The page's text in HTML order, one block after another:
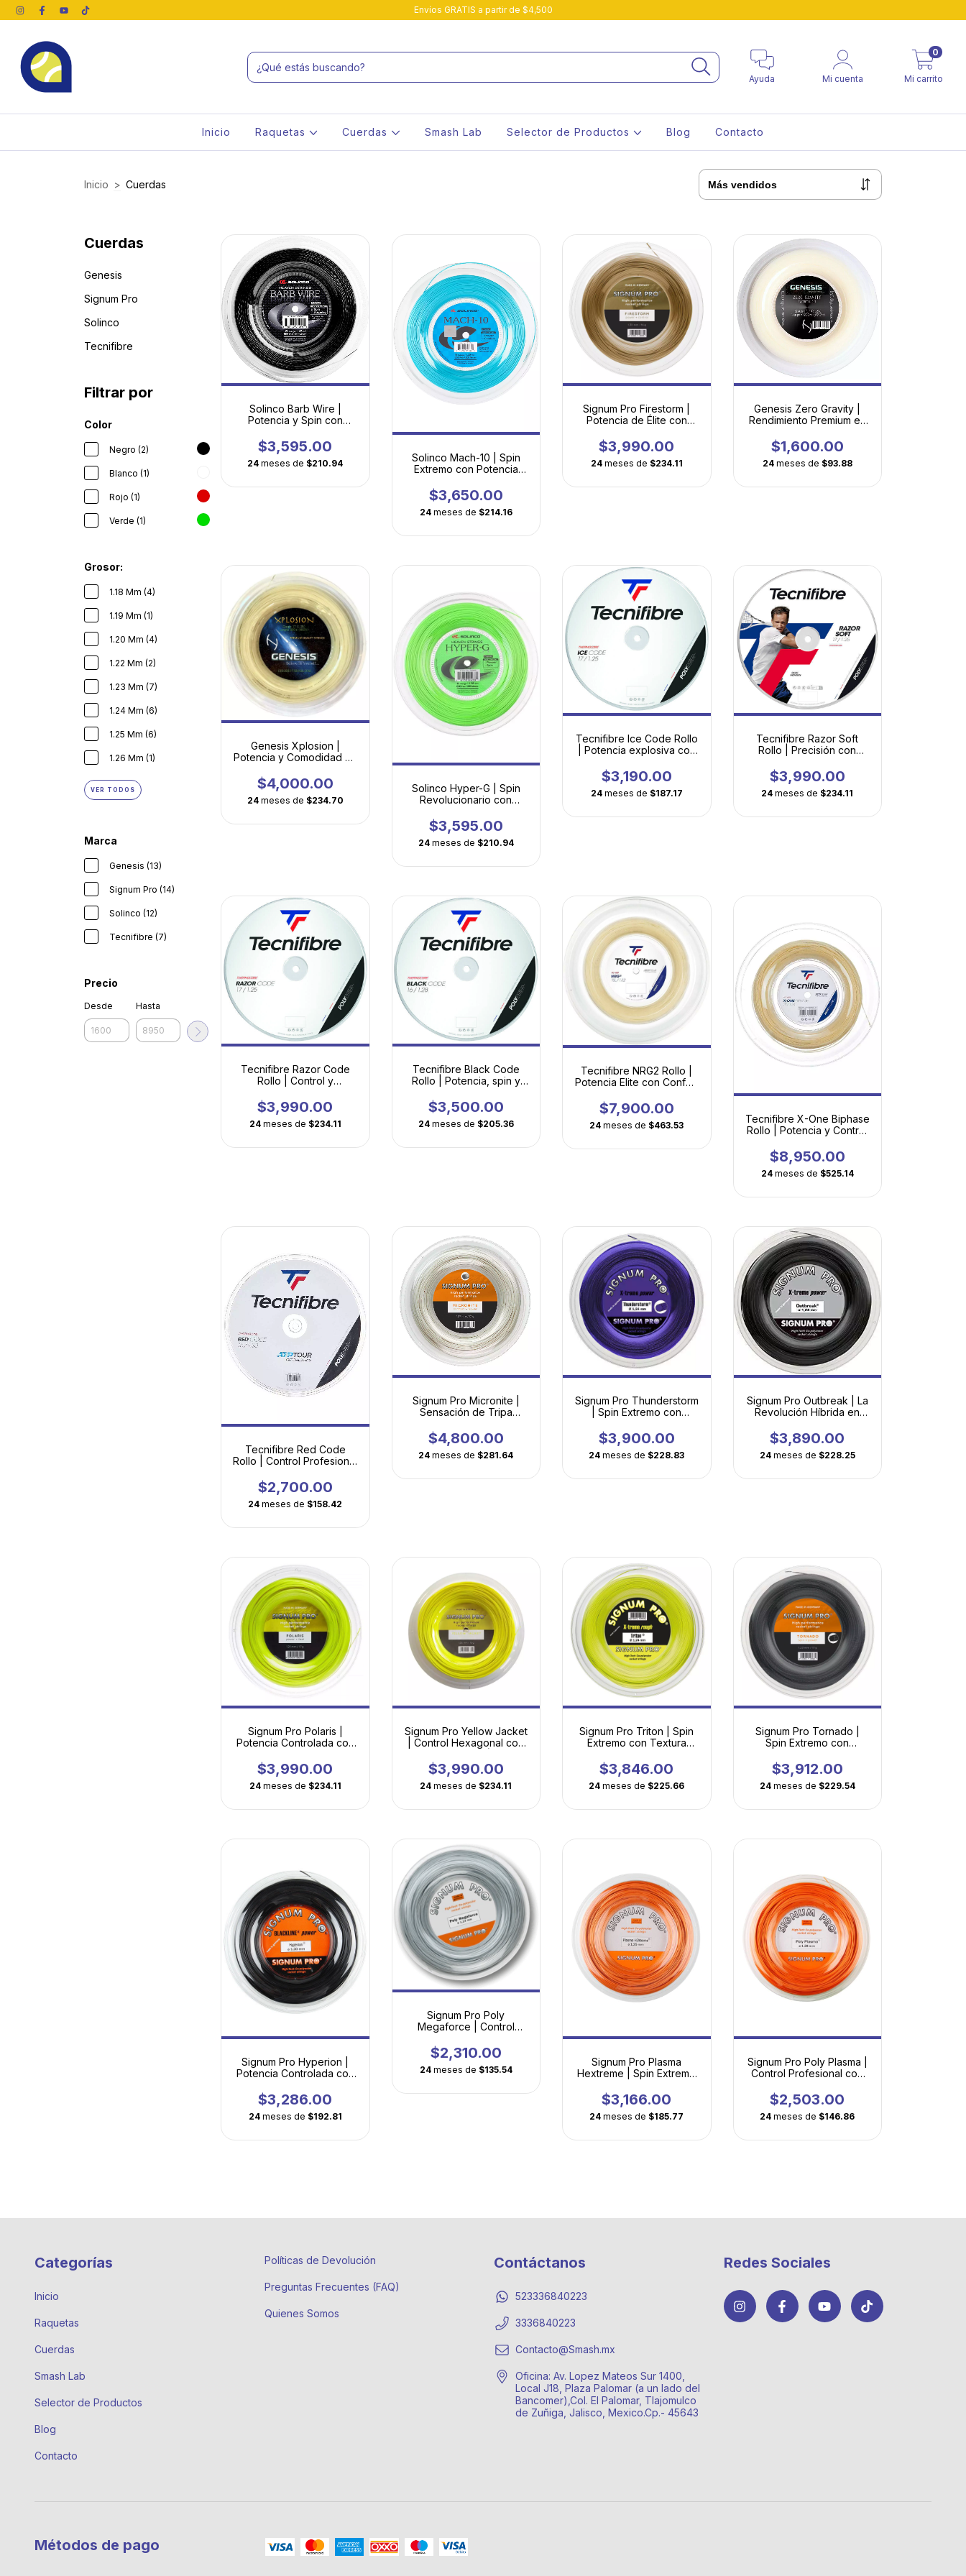
Envíos GRATIS a partir de $4,500
Ayuda Mi cuenta Mi carrito
0
Inicio Raquetas Cuerdas Smash Lab Selector de Productos Blog Contacto
Inicio > Cuerdas
Cuerdas
Genesis
Signum Pro
Solinco
Tecnifibre
Filtrar por
Color
Negro (2)
Blanco (1)
Rojo (1)
Verde (1)
Grosor:
1.18 Mm (4)
1.19 Mm (1)
1.20 Mm (4)
1.22 Mm (2)
1.23 Mm (7)
1.24 Mm (6)
1.25 Mm (6)
1.26 Mm (1)
VER TODOS
Marca
Genesis (13)
Signum Pro (14)
Solinco (12)
Tecnifibre (7)
Precio
Desde Hasta
Solinco Barb Wire |
Potencia y Spin con
Torsionada
$3,595.00
24 meses de $210.94
Solinco Mach-10 | Spin
Extremo con Potencia
$3,650.00
24 meses de $214.16
Signum Pro Firestorm |
Potencia de Élite con
$3,990.00
24 meses de $234.11
Genesis Zero Gravity |
Rendimiento Premium en
Accesible
$1,600.00
24 meses de $93.88
Genesis Xplosion |
Potencia y Comodidad en
$4,000.00
24 meses de $234.70
Solinco Hyper-G | Spin
Revolucionario con
$3,595.00
24 meses de $210.94
Tecnifibre Ice Code Rollo
| Potencia explosiva con
golpeo
$3,190.00
24 meses de $187.17
Tecnifibre Razor Soft
Rollo | Precisión con
$3,990.00
24 meses de $234.11
Tecnifibre Razor Code
Rollo | Control y
$3,990.00
24 meses de $234.11
Tecnifibre Black Code
Rollo | Potencia, spin y
$3,500.00
24 meses de $205.36
Tecnifibre NRG2 Rollo |
Potencia Elite con Confort
$7,900.00
24 meses de $463.53
Tecnifibre X-One Biphase
Rollo | Potencia y Control
$8,950.00
24 meses de $525.14
Tecnifibre Red Code
Rollo | Control Profesional
Thermocore®
$2,700.00
24 meses de $158.42
Signum Pro Micronite |
Sensación de Tripa
Revolucionaria
$4,800.00
24 meses de $281.64
Signum Pro Thunderstorm
| Spin Extremo con
Torsionada
$3,900.00
24 meses de $228.83
Signum Pro Outbreak | La
Revolución Híbrida en
$3,890.00
24 meses de $228.25
Signum Pro Polaris |
Potencia Controlada con
$3,990.00
24 meses de $234.11
Signum Pro Yellow Jacket
| Control Hexagonal con
$3,990.00
24 meses de $234.11
Signum Pro Triton | Spin
Extremo con Textura
$3,846.00
24 meses de $225.66
Signum Pro Tornado |
Spin Extremo con
Torsionada
$3,912.00
24 meses de $229.54
Signum Pro Hyperion |
Potencia Controlada con
$3,286.00
24 meses de $192.81
Signum Pro Poly
Megaforce | Control
Profesional
$2,310.00
24 meses de $135.54
Signum Pro Plasma
Hextreme | Spin Extremo
Hexagonal Plasma
$3,166.00
24 meses de $185.77
Signum Pro Poly Plasma |
Control Profesional con
$2,503.00
24 meses de $146.86
Categorías
Inicio
Raquetas
Cuerdas
Smash Lab
Selector de Productos
Blog
Contacto
Políticas de Devolución
Preguntas Frecuentes (FAQ)
Quienes Somos
Contáctanos
523336840223
3336840223
Contacto@Smash.mx
Oficina: Av. Lopez Mateos Sur 1400,
Local J18, Plaza Palomar (a un lado del
Bancomer),Col. El Palomar, Tlajomulco
de Zuñiga, Jalisco, Mexico.Cp.- 45643
Redes Sociales
Métodos de pago